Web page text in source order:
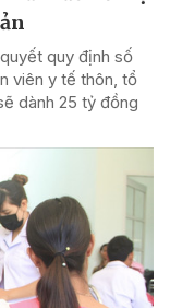
quy định số
viên y tế thôn, tổ
dành 25 tỷ đồng